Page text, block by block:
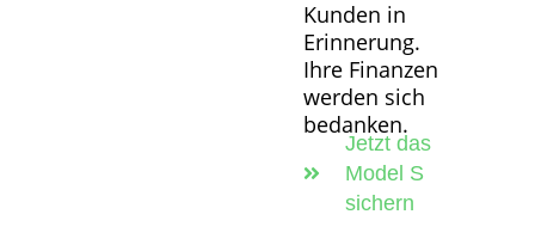
Kunden in
Erinnerung.
Ihre Finanzen
werden sich
bedanken.
Jetzt das
Model S
sichern